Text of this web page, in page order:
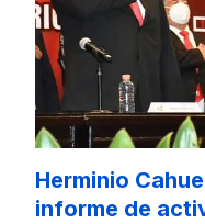
Herminio
informe de